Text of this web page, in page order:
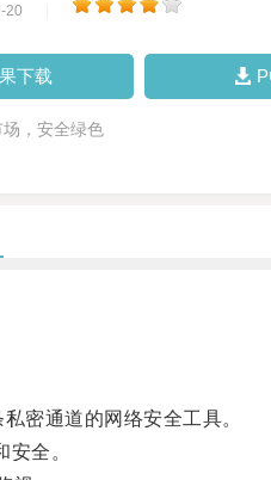
20
下载
，安全绿色
密通道的网络安全工具。
全。